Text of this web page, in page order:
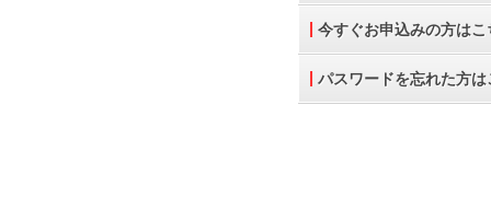
今すぐお申込みの方はこ
パスワードを忘れた方は